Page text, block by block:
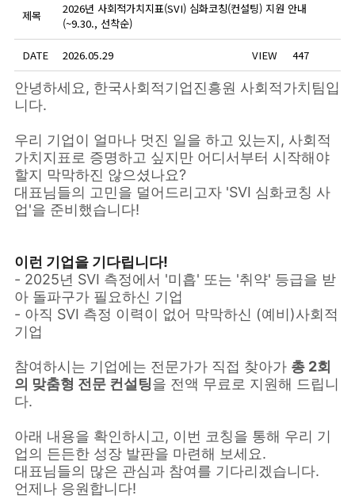
제목
2026년 사회적가치지표(SVI) 심화코칭(컨설팅) 지원 안내
(~9.30., 선착순)
DATE 2026.05.29 VIEW 447
안녕하세요, 한국사회적기업진흥원 사회적가치팀입
니다.
우리 기업이 얼마나 멋진 일을 하고 있는지, 사회적
가치지표로 증명하고 싶지만 어디서부터 시작해야
할지 막막하진 않으셨나요?
대표님들의 고민을 덜어드리고자 'SVI 심화코칭 사
업'을 준비했습니다!
이런 기업을 기다립니다!
- 2025년 SVI 측정에서 '미흡' 또는 '취약' 등급을 받
아 돌파구가 필요하신 기업
- 아직 SVI 측정 이력이 없어 막막하신 (예비)사회적
기업
참여하시는 기업에는 전문가가 직접 찾아가 총 2회
의 맞춤형 전문 컨설팅을 전액 무료로 지원해 드립니
다.
아래 내용을 확인하시고, 이번 코칭을 통해 우리 기
업의 든든한 성장 발판을 마련해 보세요.
대표님들의 많은 관심과 참여를 기다리겠습니다.
언제나 응원합니다!